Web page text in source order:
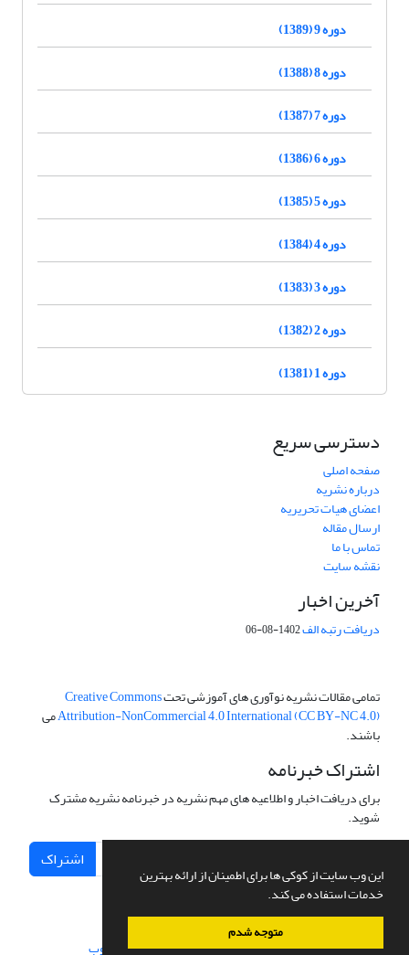
این وب سایت از کوکی ها برای اطمینان از ارائه بهترین
خدمات استفاده می کند.
متوجه شدم
دوره 9 (1389)
دوره 8 (1388)
دوره 7 (1387)
دوره 6 (1386)
دوره 5 (1385)
دوره 4 (1384)
دوره 3 (1383)
دوره 2 (1382)
دوره 1 (1381)
دسترسی سریع
صفحه اصلی
درباره نشریه
اعضای هیات تحریریه
ارسال مقاله
تماس با ما
نقشه سایت
آخرین اخبار
دریافت رتبه الف1402-08-06
تمامی مقالات نشریه نوآوری های آموزشی تحتCreative Commons
Attribution-NonCommercial 4.0 International (CC BY-NC 4.0)می
باشند.
اشتراک خبرنامه
برای دریافت اخبار و اطلاعیه های مهم نشریه در خبرنامه نشریه مشترک
شوید.
اشتراک
سامانه مدیریت نشریات علمی.طراحی و پیاده سازی از سیناوب